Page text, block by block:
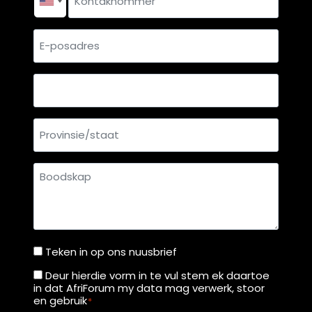
posadres
Provinsie/staat
Boodskap
Teken
in
op
Teken in op ons nuusbrief
Deur
hierdie
Deur hierdie vorm in te vul stem ek daartoe
in dat AfriForum my data mag verwerk, stoor
en gebruik*